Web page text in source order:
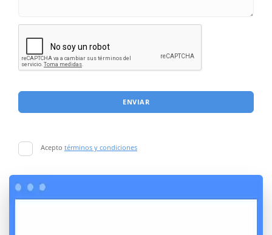
ENVIAR
Acepto términos y condiciones